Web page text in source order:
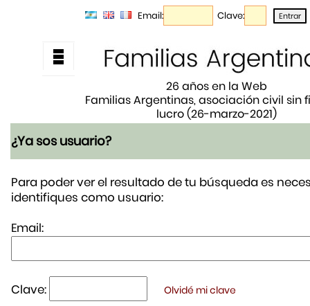
Email: Clave:
26 años en la Web
Familias Argentinas, asociación civil sin
lucro (26-marzo-2021)
¿Ya sos usuario?
Para poder ver el resultado de tu búsqueda es
identifiques como usuario:
Email:
Clave: Olvidé mi clave